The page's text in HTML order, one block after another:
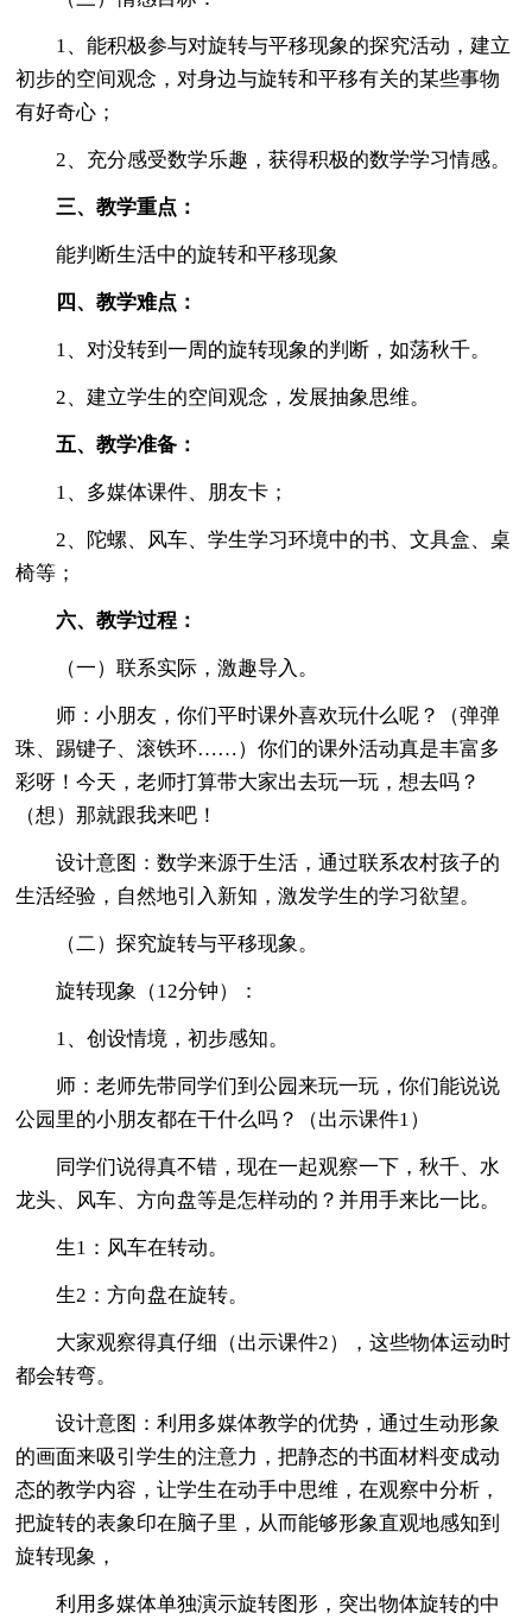
1、能积极参与对旋转与平移现象的探究活动，建立
初步的空间观念，对身边与旋转和平移有关的某些事物
有好奇心；
2、充分感受数学乐趣，获得积极的数学学习情感。
三、教学重点：
能判断生活中的旋转和平移现象
四、教学难点：
1、对没转到一周的旋转现象的判断，如荡秋千。
2、建立学生的空间观念，发展抽象思维。
五、教学准备：
1、多媒体课件、朋友卡；
2、陀螺、风车、学生学习环境中的书、文具盒、桌
椅等；
六、教学过程：
（一）联系实际，激趣导入。
师：小朋友，你们平时课外喜欢玩什么呢？（弹弹
珠、踢键子、滚铁环……）你们的课外活动真是丰富多
彩呀！今天，老师打算带大家出去玩一玩，想去吗？
（想）那就跟我来吧！
设计意图：数学来源于生活，通过联系农村孩子的
生活经验，自然地引入新知，激发学生的学习欲望。
（二）探究旋转与平移现象。
旋转现象（12分钟）：
1、创设情境，初步感知。
师：老师先带同学们到公园来玩一玩，你们能说说
公园里的小朋友都在干什么吗？（出示课件1）
同学们说得真不错，现在一起观察一下，秋千、水
龙头、风车、方向盘等是怎样动的？并用手来比一比。
生1：风车在转动。
生2：方向盘在旋转。
大家观察得真仔细（出示课件2），这些物体运动时
都会转弯。
设计意图：利用多媒体教学的优势，通过生动形象
的画面来吸引学生的注意力，把静态的书面材料变成动
态的教学内容，让学生在动手中思维，在观察中分析，
把旋转的表象印在脑子里，从而能够形象直观地感知到
旋转现象，
利用多媒体单独演示旋转图形，突出物体旋转的中